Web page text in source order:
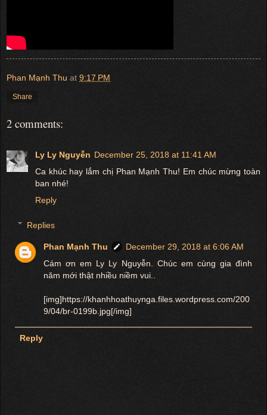
Phan Mạnh Thu at 9:17 PM
Share
2 comments:
Ly Ly Nguyễn December 25, 2018 at 11:41 AM
Ca khúc hay lắm chị Phan Mạnh Thu! Em chúc mừng toàn
ban nhé!
Reply
Replies
Phan Mạnh Thu
December 29, 2018 at 6:06 AM
Cám ơn em Ly Ly Nguyễn. Chúc em cùng gia đình
năm mới thật nhiều niềm vui..
[img]https://khanhhoathuynga.files.wordpress.com/200
9/04/br-0199b.jpg[/img]
Reply